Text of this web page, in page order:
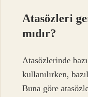
Atasözleri
mıdır?
Atasözlerinde
kullanılırken,
Buna göre